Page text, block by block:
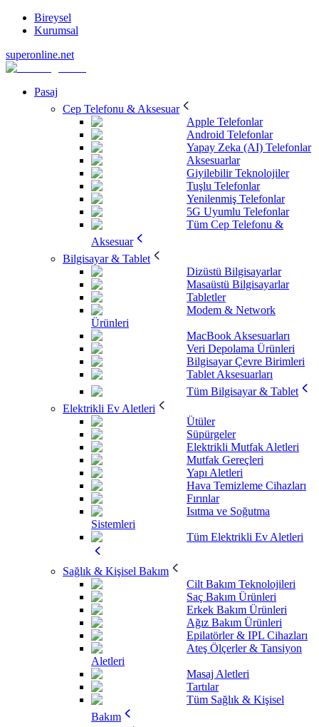
Bireysel
Kurumsal
superonline.net
Pasaj
Cep Telefonu & Aksesuar
Apple Telefonlar
Android Telefonlar
Yapay Zeka (AI) Telefonlar
Aksesuarlar
Giyilebilir Teknolojiler
Tuşlu Telefonlar
Yenilenmiş Telefonlar
5G Uyumlu Telefonlar
Tüm Cep Telefonu &
Aksesuar
Bilgisayar & Tablet
Dizüstü Bilgisayarlar
Masaüstü Bilgisayarlar
Tabletler
Modem & Network
Ürünleri
MacBook Aksesuarları
Veri Depolama Ürünleri
Bilgisayar Çevre Birimleri
Tablet Aksesuarları
Tüm Bilgisayar & Tablet
Elektrikli Ev Aletleri
Ütüler
Süpürgeler
Elektrikli Mutfak Aletleri
Mutfak Gereçleri
Yapı Aletleri
Hava Temizleme Cihazları
Fırınlar
Isıtma ve Soğutma
Sistemleri
Tüm Elektrikli Ev Aletleri
Sağlık & Kişisel Bakım
Cilt Bakım Teknolojileri
Saç Bakım Ürünleri
Erkek Bakım Ürünleri
Ağız Bakım Ürünleri
Epilatörler & IPL Cihazları
Ateş Ölçerler & Tansiyon
Aletleri
Masaj Aletleri
Tartılar
Tüm Sağlık & Kişisel
Bakım